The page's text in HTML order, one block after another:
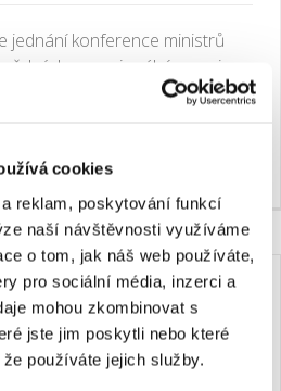
cookies
reklam, poskytování funkcí
naší návštěvnosti využíváme
o tom, jak náš web používáte,
pro sociální média, inzerci a
mohou zkombinovat s
jste jim poskytli nebo které
používáte jejich služby.
jednání konference ministrů
za regionální rozvoj
vlády a ministr pro místní
DIGITÁLNÍ